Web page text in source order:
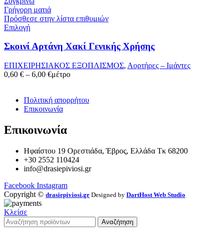
Γρήγορη ματιά
Πρόσθεσε στην λίστα επιθυμιών
Επιλογή
Σκοινί Αρτάνη Χακί Γενικής Χρήσης
ΕΠΙΧΕΙΡΗΣΙΑΚΟΣ ΕΞΟΠΛΙΣΜΟΣ, Αορτήρες – Ιμάντες
0,60 € – 6,00 €Price
through
6,00 €
μέτρο
Πολιτική απορρήτου
Επικοινωνία
Επικοινωνία
Ηφαίστου 19 Ορεστιάδα, Έβρος, Ελλάδα Τκ 68200
+30 2552 110424
info@drasiepiviosi.gr
Facebook Instagram
Copyright © drasiepiviosi.gr Designed by DartHost Web Studio
Κλείσε
Αναζήτηση